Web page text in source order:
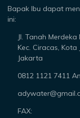
Bapak Ibu dapat
ini:
Jl. Tanah
Kec. Ciracas,
Jakarta
0812 1121 7411
FAX: